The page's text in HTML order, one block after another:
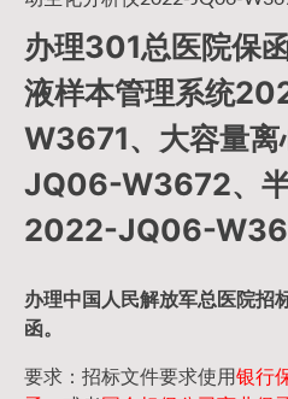
办理301总医院保
液样本管理系统
W3671、大容量
JQ06-W3672、
2022-JQ06-
办理中国人民解放军总医院招
函。
要求：招标文件要求使用银行